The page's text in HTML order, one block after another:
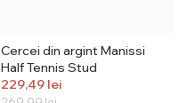
Cercei din argint Manissi
Half Tennis Stud
229,49 lei